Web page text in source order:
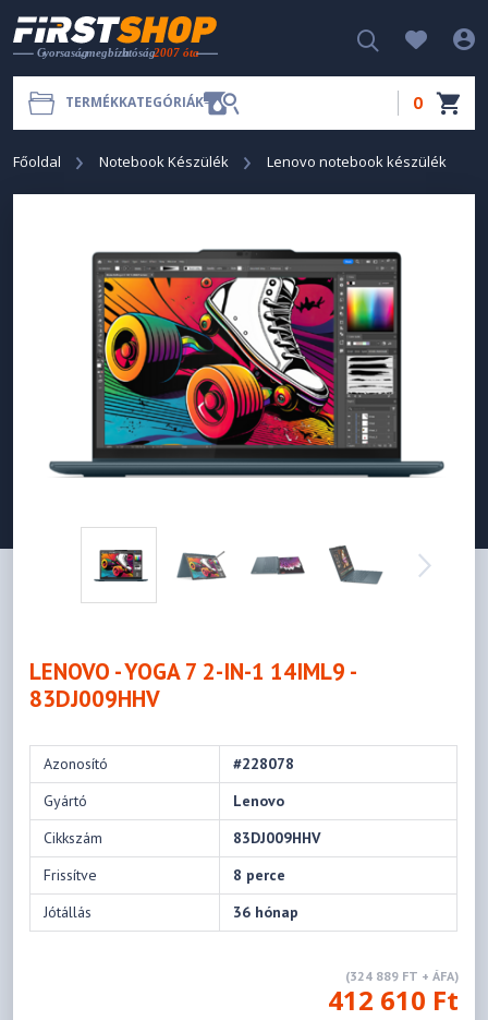
TERMÉKKATEGÓRIÁK 0
Főoldal Notebook Készülék Lenovo notebook készülék
LENOVO - YOGA 7 2-IN-1 14IML9 -
83DJ009HHV
Azonosító
#228078
Gyártó
Lenovo
Cikkszám
83DJ009HHV
Frissítve
8 perce
Jótállás
36 hónap
(324 889 FT + ÁFA)
412 610 Ft